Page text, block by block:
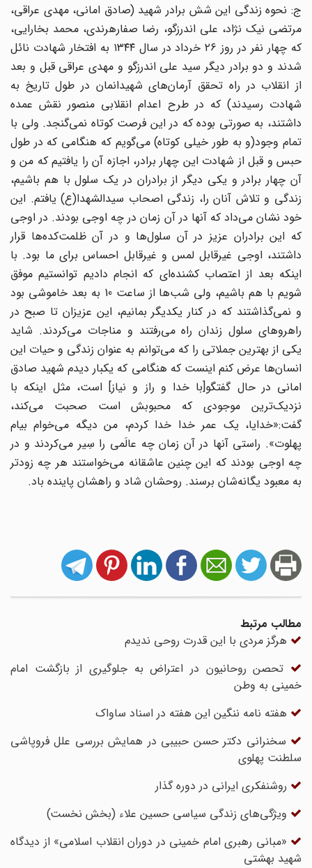
ج: نحوه زندگی این شش برادر شهید (صادق امانی، مهدی عراقی،
مرتضی نیک نژاد، علی اندرزگو، رضا صفارهرندی، محمد بخارایی،
که چهار نفر در روز ۲۶ خرداد در سال ۱۳۴۴ به افتخار شهادت نائل
شدند و دو برادر دیگر سید علی اندرزگو و مهدی عراقی قبل و بعد
از انقلاب در راه تحقق آرمان‌های شهیدانمان در طول تاریخ به
شهادت رسیدند) که در طرح اعدام انقلابی منصور نقش عمده
داشتند، به صورتی بوده که در این فرصت کوتاه نمی‌گنجد. ولی با
تمام وجود(و به طور خیلی کوتاه) می‌گویم که هنگامی که در طول
حبس و قبل از شهادت این چهار برادر، اجازه آن را یافتیم که من و
آن چهار برادر و یکی دیگر از برادران در یک سلول با هم باشیم،
زندگی و تلاش آنان را، زندگی اصحاب سیدالشهدا(ع) یافتم. این
خود نشان می‌داد که آنها در آن زمان در چه اوجی بودند. در اوجی
که این برادران عزیز در آن سلول‌ها و در آن ظلمت‌کده‌ها قرار
داشتند، اوجی غیرقابل لمس و غیرقابل احساس برای ما بود. با
اینکه بعد از اعتصاب کشنده‌ای که انجام دادیم توانستیم موفق
شویم با هم باشیم، ولی شب‌ها از ساعت 10 به بعد خاموشی بود
و نمی‌گذاشتند که در کنار یکدیگر بمانیم، این عزیزان تا صبح در
راهروهای سلول زندان راه می‌رفتند و مناجات می‌کردند. شاید
یکی از بهترین جملاتی را که می‌توانم به عنوان زندگی و حیات این
انسان‌ها عرض کنم اینست که هنگامی که یکبار دیدم شهید صادق
امانی در حال گفتگو[با خدا و راز و نیاز] است، مثل اینکه با
نزدیک‌ترین موجودی که محبوبش است صحبت می‌کند،
گفت:«خدایا، یک عمر خدا خدا کردم، من دیگه می‌خوام بیام
پهلوت». راستی آنها در آن زمان چه عالَمی را سِیر می‌کردند و در
چه اوجی بودند که این چنین عاشقانه می‌خواستند هر چه زودتر
به معبود یگانه‌شان برسند. روحشان شاد و راهشان پاینده باد.
مطالب مرتبط
هرگز مردی با این قدرت روحی ندیدم
تحصن روحانیون در اعتراض به جلوگیری از بازگشت امام
خمینی به وطن
هفته نامه ننگین این هفته در اسناد ساواک
سخنرانی دکتر حسن حبیبی در همایش بررسی علل فروپاشی
سلطنت پهلوی
روشنفکری‌ ایرانی‌ در دوره گذار
ویژگی‌های زندگی سیاسی حسین علاء (بخش نخست)
«مبانی رهبری امام خمینی در دوران انقلاب اسلامی» از دیدگاه
شهید بهشتی